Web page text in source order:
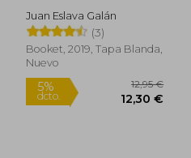
Juan Eslava Galán
(3)
Booket, 2019, Tapa Blanda,
Nuevo